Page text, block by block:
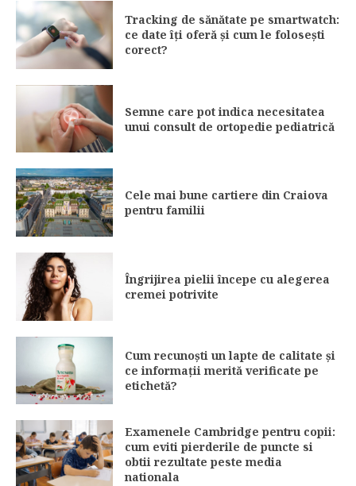
Tracking de sănătate pe smartwatch:
ce date îți oferă și cum le folosești
corect?
Semne care pot indica necesitatea
unui consult de ortopedie pediatrică
Cele mai bune cartiere din Craiova
pentru familii
Îngrijirea pielii începe cu alegerea
cremei potrivite
Cum recunoști un lapte de calitate și
ce informații merită verificate pe
etichetă?
Examenele Cambridge pentru copii:
cum eviti pierderile de puncte si
obtii rezultate peste media
nationala